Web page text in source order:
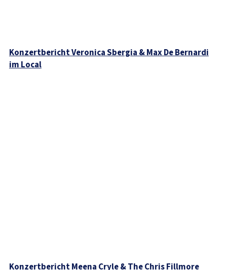
Konzertbericht Veronica Sbergia & Max De Bernardi
im Local
Konzertbericht Meena Cryle & The Chris Fillmore